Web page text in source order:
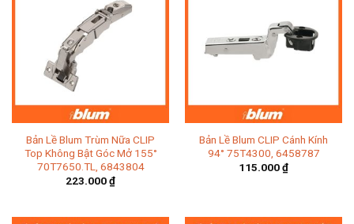
Bản Lề Blum Trùm Nữa CLIP
Top Không Bật Góc Mở 155°
70T7650.TL, 6843804
223.000₫
Bản Lề Blum CLIP Cánh Kính
94° 75T4300, 6458787
115.000₫